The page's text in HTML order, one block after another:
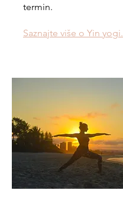
termin.
Saznajte više o Yin yogi.